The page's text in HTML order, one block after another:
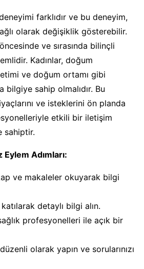
farklıdır ve bu deneyim,
olarak değişiklik gösterebilir.
ve sırasında bilinçli
Kadınlar, doğum
ve doğum ortamı gibi
bilgiye sahip olmalıdır. Bu
ve isteklerini ön planda
etkili bir iletişim
sahiptir.
Adımları:
ve makaleler okuyarak bilgi
detaylı bilgi alın.
profesyonelleri ile açık bir
olarak yapın ve sorularınızı